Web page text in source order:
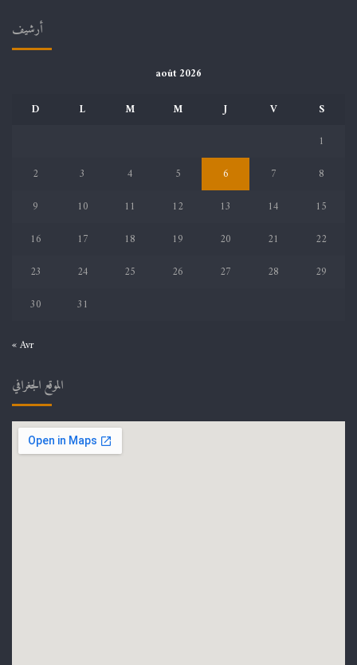
أرشيف
août 2026
D
L M M J V
S
1
2
3 4 5 6 7
8
9
10 11 12 13 14
15
16
17 18 19 20 21
22
23
24 25 26 27 28
29
30
31
« Avr
الموقع الجغرافي